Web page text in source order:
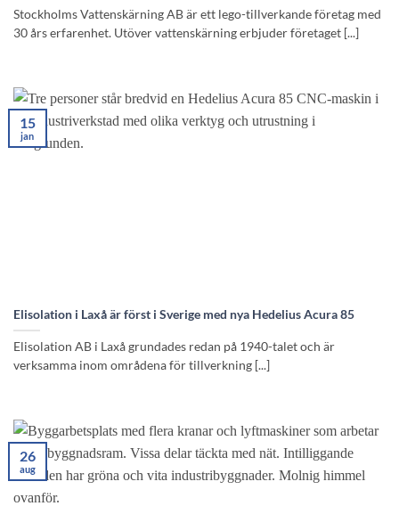
Stockholms Vattenskärning AB är ett lego-tillverkande företag med
30 års erfarenhet. Utöver vattenskärning erbjuder företaget [...]
Elisolation i Laxå är först i Sverige med nya Hedelius Acura 85
Elisolation AB i Laxå grundades redan på 1940-talet och är
verksamma inom områdena för tillverkning [...]
15
jan
26
aug